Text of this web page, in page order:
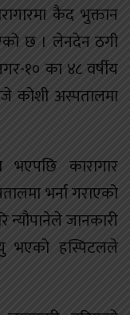
कैद भुक्तान
छ । लेनदेन ठगी
१० का ४८ वर्षीय
कोशी अस्पतालमा
भएपछि कारागार
भर्ना गराएको
न्यौपानेले जानकारी
भएको हस्पिटलले